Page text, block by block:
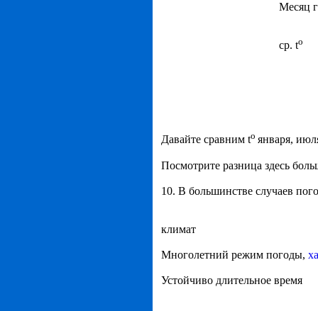
Месяц
ср. to
Давайте сравним to января,
Посмотрите разница здесь
10. В большинстве случаев
климат
Многолетний режим погоды,
Устойчиво длительное время